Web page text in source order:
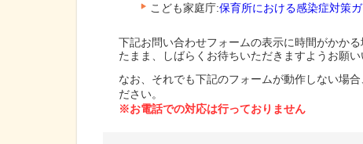
こども家庭庁:保育所における感染症対策
下記お問い合わせフォームの表示に時間がかか
たまま、しばらくお待ちいただきますようお願い
なお、それでも下記のフォームが動作しない場
ださい。
※お電話での対応は行っておりません